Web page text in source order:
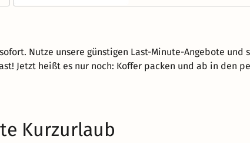
Nutze unsere günstigen Last-Minute-Angebote
Jetzt heißt es nur noch: Koffer packen und ab in den
Kurzurlaub